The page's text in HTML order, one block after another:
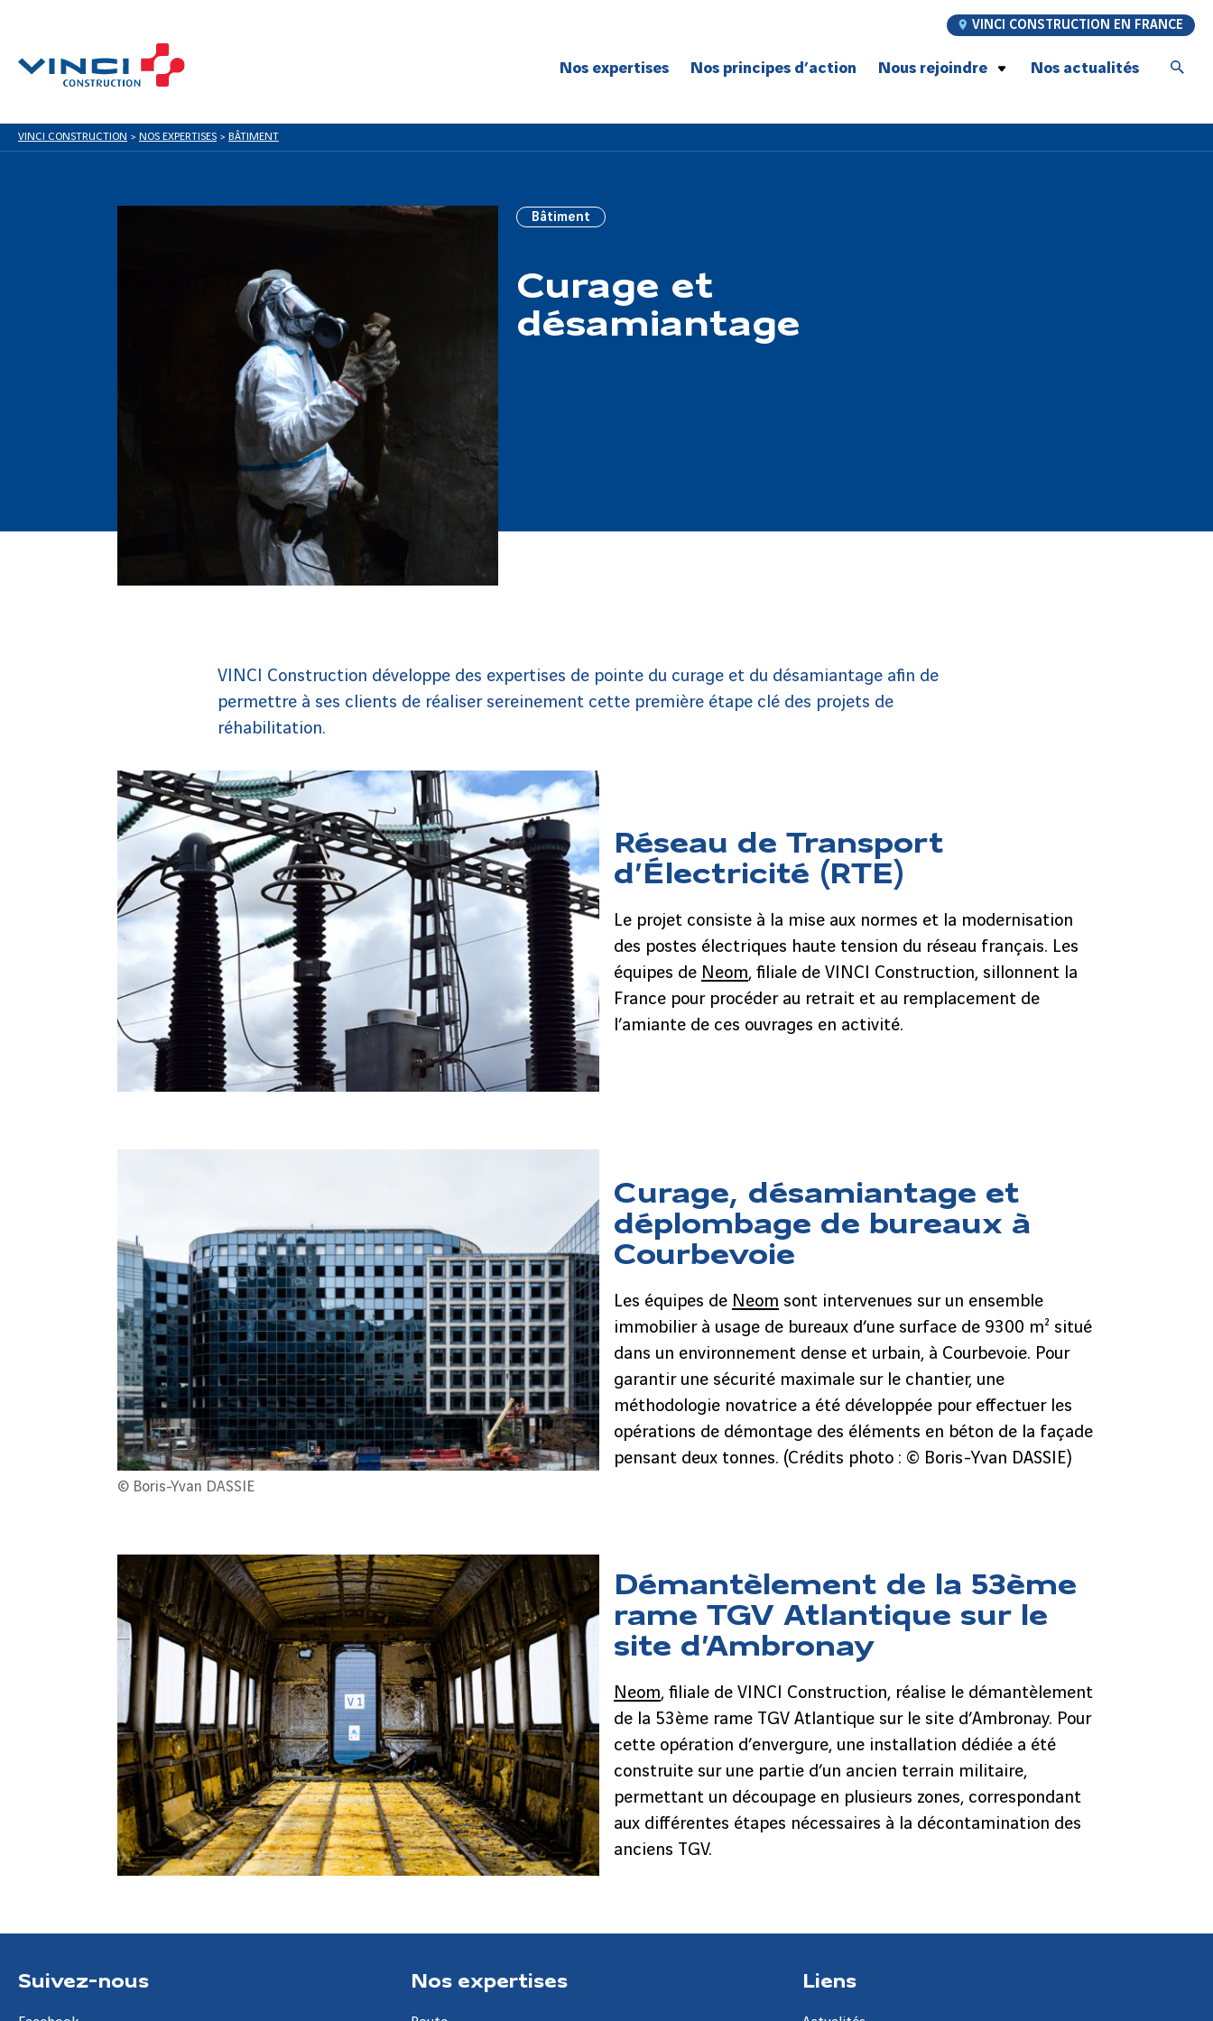
VINCI CONSTRUCTION EN FRANCE
Nos expertises
Route
Réseaux de spécialité
Nos principes d’action Nous rejoindre
Postulez à nos offres d’emploi
Nos actualités
VINCI CONSTRUCTION > NOS EXPERTISES > BÂTIMENT
Bâtiment
Curage et
désamiantage
VINCI Construction développe des expertises de pointe du curage et du désamiantage afin de
permettre à ses clients de réaliser sereinement cette première étape clé des projets de
réhabilitation.
Réseau de Transport
d’Électricité (RTE)
Le projet consiste à la mise aux normes et la modernisation
des postes électriques haute tension du réseau français. Les
équipes de Neom, filiale de VINCI Construction, sillonnent la
France pour procéder au retrait et au remplacement de
l’amiante de ces ouvrages en activité.
© Boris-Yvan DASSIE
Curage, désamiantage et
déplombage de bureaux à
Courbevoie
Les équipes de Neom sont intervenues sur un ensemble
immobilier à usage de bureaux d’une surface de 9300 m² situé
dans un environnement dense et urbain, à Courbevoie. Pour
garantir une sécurité maximale sur le chantier, une
méthodologie novatrice a été développée pour effectuer les
opérations de démontage des éléments en béton de la façade
pensant deux tonnes. (Crédits photo : © Boris-Yvan DASSIE)
Démantèlement de la 53ème
rame TGV Atlantique sur le
site d’Ambronay
Neom, filiale de VINCI Construction, réalise le démantèlement
de la 53ème rame TGV Atlantique sur le site d’Ambronay. Pour
cette opération d’envergure, une installation dédiée a été
construite sur une partie d’un ancien terrain militaire,
permettant un découpage en plusieurs zones, correspondant
aux différentes étapes nécessaires à la décontamination des
anciens TGV.
Suivez-nous Nos expertises Liens